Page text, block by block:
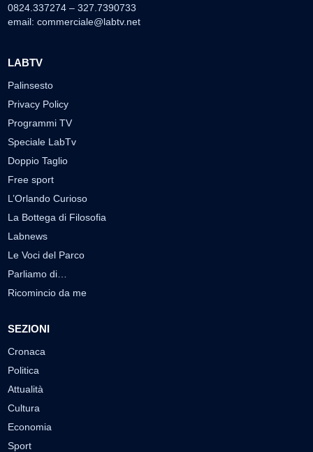
0824.337274 – 327.7390733
email: commerciale@labtv.net
LABTV
Palinsesto
Privacy Policy
Programmi TV
Speciale LabTv
Doppio Taglio
Free sport
L’Orlando Curioso
La Bottega di Filosofia
Labnews
Le Voci del Parco
Parliamo di…
Ricomincio da me
SEZIONI
Cronaca
Politica
Attualità
Cultura
Economia
Sport